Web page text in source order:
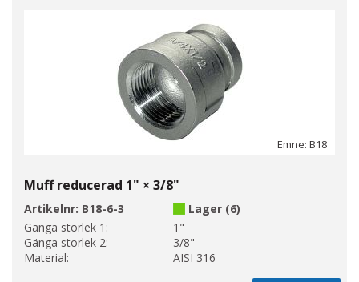
Emne: B18
Muff reducerad 1" × 3/8"
Artikelnr: B18-6-3
Lager (6)
Gänga storlek 1:
1"
Gänga storlek 2:
3/8"
Material:
AISI 316